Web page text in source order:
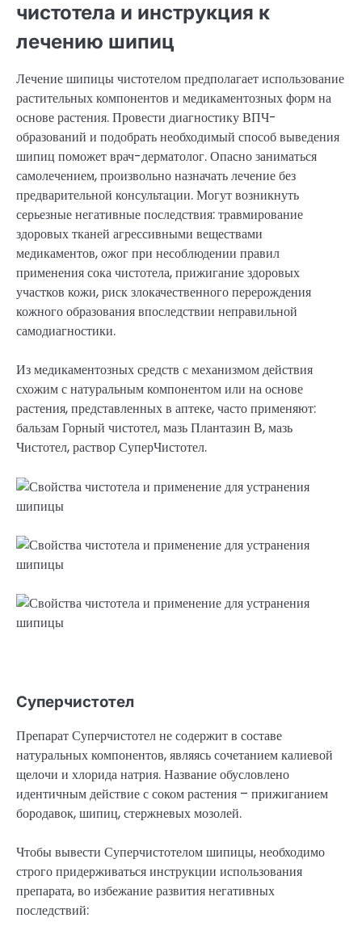
чистотела и инструкция к
лечению шипиц
Лечение шипицы чистотелом предполагает использование
растительных компонентов и медикаментозных форм на
основе растения. Провести диагностику ВПЧ-
образований и подобрать необходимый способ выведения
шипиц поможет врач-дерматолог. Опасно заниматься
самолечением, произвольно назначать лечение без
предварительной консультации. Могут возникнуть
серьезные негативные последствия: травмирование
здоровых тканей агрессивными веществами
медикаментов, ожог при несоблюдении правил
применения сока чистотела, прижигание здоровых
участков кожи, риск злокачественного перерождения
кожного образования впоследствии неправильной
самодиагностики.
Из медикаментозных средств с механизмом действия
схожим с натуральным компонентом или на основе
растения, представленных в аптеке, часто применяют:
бальзам Горный чистотел, мазь Плантазин В, мазь
Чистотел, раствор СуперЧистотел.
Суперчистотел
Препарат Суперчистотел не содержит в составе
натуральных компонентов, являясь сочетанием калиевой
щелочи и хлорида натрия. Название обусловлено
идентичным действие с соком растения – прижиганием
бородавок, шипиц, стержневых мозолей.
Чтобы вывести Суперчистотелом шипицы, необходимо
строго придерживаться инструкции использования
препарата, во избежание развития негативных
последствий: